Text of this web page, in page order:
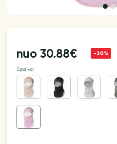
nuo30.88€ -20%
Spalva: